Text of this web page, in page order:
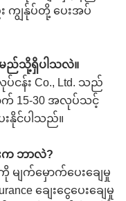
ကျွန်ုပ်တို့ ပေးအပ်
မည်သို့ရှိပါသလဲ။
ပ်ငန်း Co., Ltd. သည်
က် 15-30 အလုပ်သင့်
းနိုင်ပါသည်။
းက ဘာလဲ?
မျက်မှောက်ပေးချေမှု
ချေးငွေပေးချေမှု